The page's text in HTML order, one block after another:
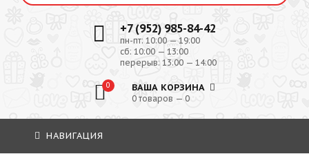
+7 (952) 985-84-42
пн-пт: 10:00 — 19:00
сб: 10:00 — 13:00
перерыв: 13:00 — 14:00
0 ВАША КОРЗИНА
0 товаров — 0
НАВИГАЦИЯ